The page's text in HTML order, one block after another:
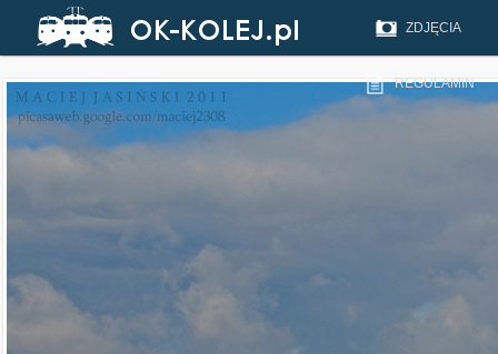
ZDJĘCIA
REGULAMIN